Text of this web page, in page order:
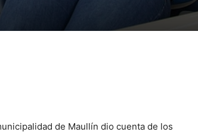
de Maullín dio cuenta de los